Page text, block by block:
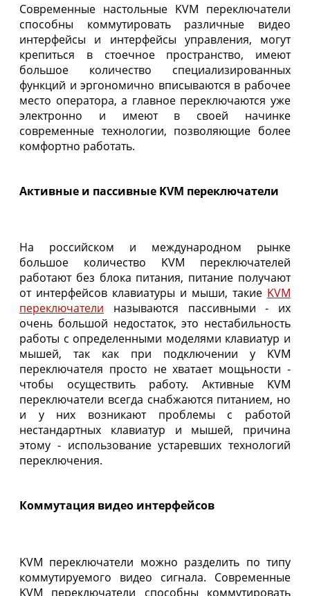
Современные настольные KVM переключатели
способны коммутировать различные видео
интерфейсы и интерфейсы управления, могут
крепиться в стоечное пространство, имеют
большое количество специализированных
функций и эргономично вписываются в рабочее
место оператора, а главное переключаются уже
электронно и имеют в своей начинке
современные технологии, позволяющие более
комфортно работать.
Активные и пассивные KVM переключатели
На российском и международном рынке
большое количество KVM переключателей
работают без блока питания, питание получают
от интерфейсов клавиатуры и мыши, такие KVM
переключатели называются пассивными - их
очень большой недостаток, это нестабильность
работы с определенными моделями клавиатур и
мышей, так как при подключении у KVM
переключателя просто не хватает мощьности -
чтобы осуществить работу. Активные KVM
переключатели всегда снабжаются питанием, но
и у них возникают проблемы с работой
нестандартных клавиатур и мышей, причина
этому - использование устаревших технологий
переключения.
Коммутация видео интерфейсов
KVM переключатели можно разделить по типу
коммутируемого видео сигнала. Современные
KVM переключатели способны коммутировать